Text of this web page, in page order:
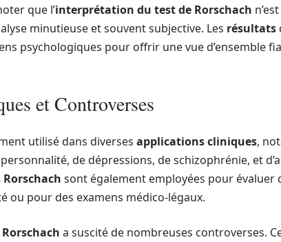
que l’interprétation du test de Rorschach
minutieuse et souvent subjective. Les résultats
psychologiques pour offrir une vue d’ensemble
et Controverses
utilisé dans diverses applications cliniques,
de dépressions, de schizophrénie, et
sont également employées pour évaluer
ou pour des examens médico-légaux.
a suscité de nombreuses controverses.